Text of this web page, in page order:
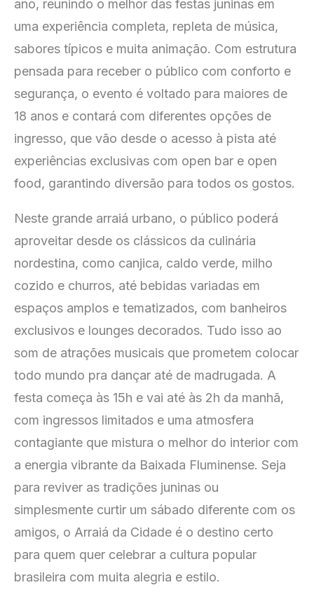
ano, reunindo o melhor das festas juninas em
uma experiência completa, repleta de música,
sabores típicos e muita animação. Com estrutura
pensada para receber o público com conforto e
segurança, o evento é voltado para maiores de
18 anos e contará com diferentes opções de
ingresso, que vão desde o acesso à pista até
experiências exclusivas com open bar e open
food, garantindo diversão para todos os gostos.
Neste grande arraiá urbano, o público poderá
aproveitar desde os clássicos da culinária
nordestina, como canjica, caldo verde, milho
cozido e churros, até bebidas variadas em
espaços amplos e tematizados, com banheiros
exclusivos e lounges decorados. Tudo isso ao
som de atrações musicais que prometem colocar
todo mundo pra dançar até de madrugada. A
festa começa às 15h e vai até às 2h da manhã,
com ingressos limitados e uma atmosfera
contagiante que mistura o melhor do interior com
a energia vibrante da Baixada Fluminense. Seja
para reviver as tradições juninas ou
simplesmente curtir um sábado diferente com os
amigos, o Arraiá da Cidade é o destino certo
para quem quer celebrar a cultura popular
brasileira com muita alegria e estilo.